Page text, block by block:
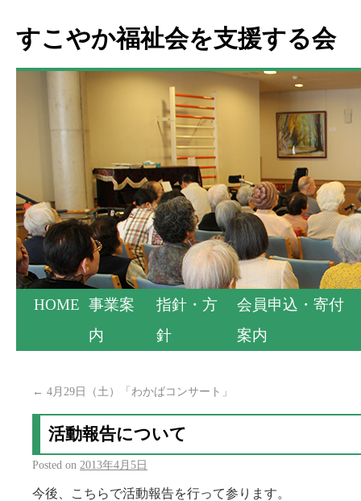
すこやか福祉会を支援する会
HOME 事業案
内
指針・方
針
会員申込・寄付
案内
← 4月29日（土）「わかばコンサート」
活動報告について
Posted on 2013年4月5日
今後、こちらで活動報告を行って参ります。